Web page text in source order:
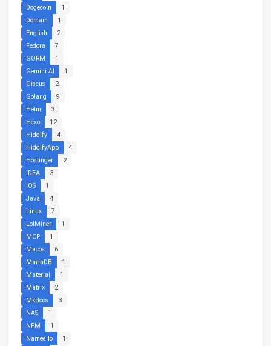
Dogecoin
1
Domain
1
English
2
Fedora
7
GORM
1
Gemini AI
1
Giscus
2
Golang
9
Helm
3
Hexo
12
Hiddify
4
HiddifyApp
4
Hostinger
2
IDEA
3
IOS
1
Java
4
Linux
7
LolMiner
1
MCP
1
Macos
6
MariaDB
1
Material
1
Matrix
2
Mkdocs
3
NAS
1
NPM
1
Namesilo
1